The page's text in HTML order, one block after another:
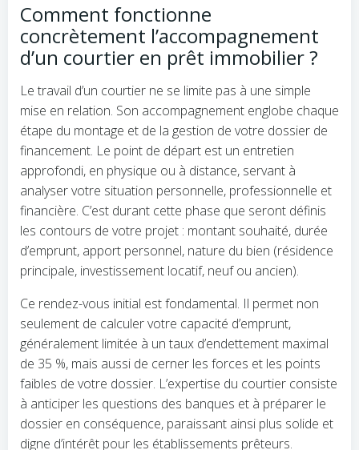
Comment fonctionne
concrètement l’accompagnement
d’un courtier en prêt immobilier ?
Le travail d’un courtier ne se limite pas à une simple
mise en relation. Son accompagnement englobe chaque
étape du montage et de la gestion de votre dossier de
financement. Le point de départ est un entretien
approfondi, en physique ou à distance, servant à
analyser votre situation personnelle, professionnelle et
financière. C’est durant cette phase que seront définis
les contours de votre projet : montant souhaité, durée
d’emprunt, apport personnel, nature du bien (résidence
principale, investissement locatif, neuf ou ancien).
Ce rendez-vous initial est fondamental. Il permet non
seulement de calculer votre capacité d’emprunt,
généralement limitée à un taux d’endettement maximal
de 35 %, mais aussi de cerner les forces et les points
faibles de votre dossier. L’expertise du courtier consiste
à anticiper les questions des banques et à préparer le
dossier en conséquence, paraissant ainsi plus solide et
digne d’intérêt pour les établissements prêteurs.